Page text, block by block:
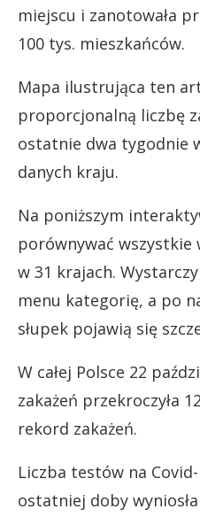
miejscu i zanotowała
100 tys. mieszkańców.
Mapa ilustrująca ten
proporcjonalną liczbę
ostatnie dwa tygodnie
danych kraju.
Na poniższym
porównywać wszystkie
w 31 krajach.
menu kategorię, a po
słupek pojawią się
W całej Polsce 22
zakażeń przekroczyła
rekord zakażeń.
Liczba testów na
ostatniej doby